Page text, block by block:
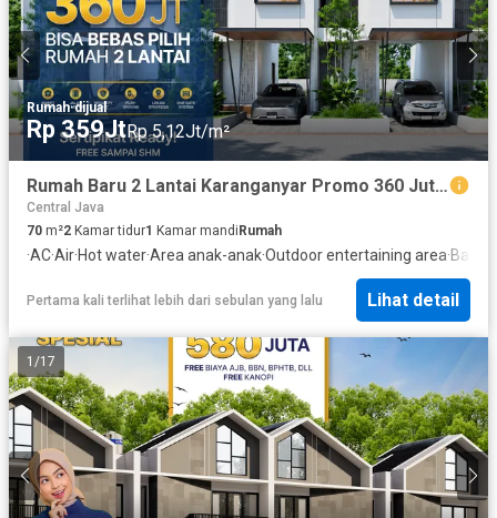
Rumah·dijual
Rp 359JtRp 5,12Jt/m²
Rumah Baru 2 Lantai Karanganyar Promo 360 Juta Gratis SHM & Canopy
Central Java
70 m²2 Kamar tidur1 Kamar mandiRumah
·AC·Air·Hot water·Area anak-anak·Outdoor entertaining area·Balkon
Pertama kali terlihat lebih dari sebulan yang lalu Lihat detail
1 /17